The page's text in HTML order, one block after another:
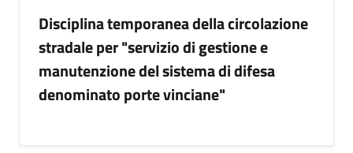
Disciplina temporanea della circolazione
stradale per "servizio di gestione e
manutenzione del sistema di difesa
denominato porte vinciane"